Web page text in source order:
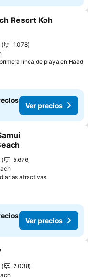
favoritos
Resort Koh
1.078
línea de playa en Haad
Ver precios
favoritos
5.676
atractivasVer precios
Ver precios
favoritos
2.038